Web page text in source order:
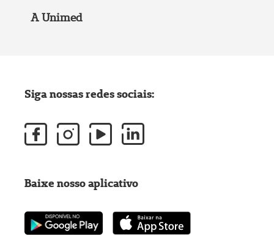
A Unimed
Siga nossas redes sociais:
Baixe nosso aplicativo